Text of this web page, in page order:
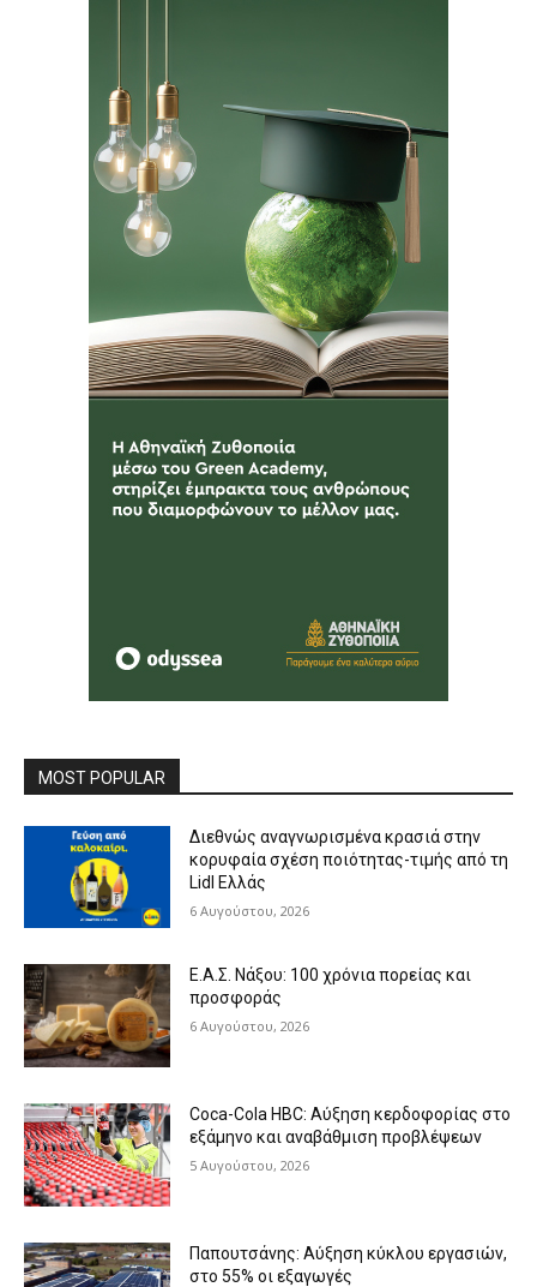
MOST POPULAR
Διεθνώς αναγνωρισμένα κρασιά στην
κορυφαία σχέση ποιότητας-τιμής από τη
Lidl Ελλάς
6 Αυγούστου, 2026
Ε.Α.Σ. Νάξου: 100 χρόνια πορείας και
προσφοράς
6 Αυγούστου, 2026
Coca-Cola HBC: Αύξηση κερδοφορίας στο
εξάμηνο και αναβάθμιση προβλέψεων
5 Αυγούστου, 2026
Παπουτσάνης: Αύξηση κύκλου εργασιών,
στο 55% οι εξαγωγές